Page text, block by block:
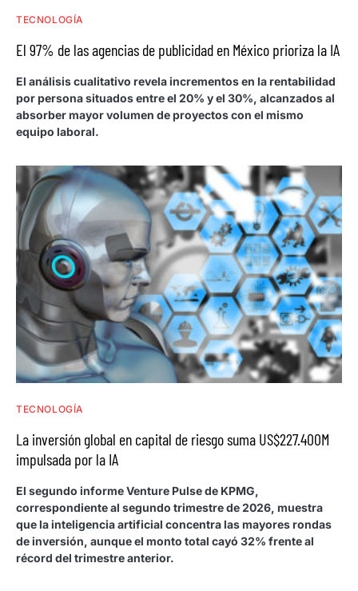
TECNOLOGÍA
El 97% de las agencias de publicidad en México prioriza la IA
El análisis cualitativo revela incrementos en la rentabilidad
por persona situados entre el 20% y el 30%, alcanzados al
absorber mayor volumen de proyectos con el mismo
equipo laboral.
TECNOLOGÍA
La inversión global en capital de riesgo suma US$227.400M
impulsada por la IA
El segundo informe Venture Pulse de KPMG,
correspondiente al segundo trimestre de 2026, muestra
que la inteligencia artificial concentra las mayores rondas
de inversión, aunque el monto total cayó 32% frente al
récord del trimestre anterior.